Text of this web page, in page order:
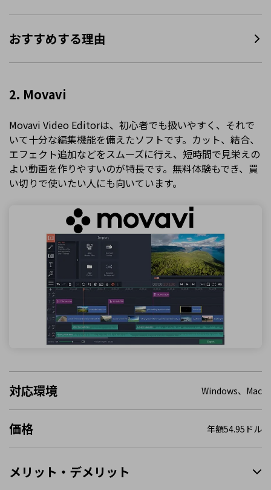
おすすめする理由
2. Movavi
Movavi Video Editorは、初心者でも扱いやすく、それで
いて十分な編集機能を備えたソフトです。カット、結合、
エフェクト追加などをスムーズに行え、短時間で見栄えの
よい動画を作りやすいのが特長です。無料体験もでき、買
い切りで使いたい人にも向いています。
対応環境 Windows、Mac
価格 年額54.95ドル
メリット・デメリット